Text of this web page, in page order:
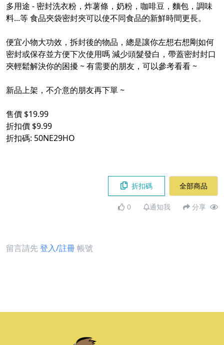
多用途 - 密封洗衣粉，炸薯條，奶粉，咖啡豆，麵包，調味
料...等 食品夾袋密封夾可以使不同食品的新鮮時間更長。
便宜小物大功效，拆封後的物品，總是讓你左想右想剛如何
密封或保存並方便下次使用嗎 減少頭髮發白，帶蓋密封封口
夾輕鬆解決你的困擾 ~ 有需要的朋友，可以參考看看 ~
新品上架，不介意的朋友再下單 ~
售價 $19.99
折扣價 $9.99
折扣碼: 50NE29HO
折扣碼 全部商品
0 通知我 分享
留言請先登入/註冊帳號